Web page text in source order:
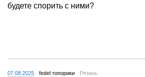
будете спорить с ними?
07.08.2025 fedel топорики Рязань